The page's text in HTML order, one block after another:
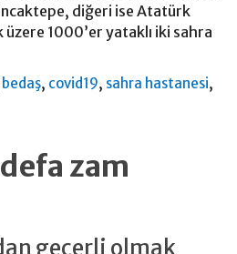
diğeri ise Atatürk
üzere 1000’er yataklı iki sahra
bedaş, covid19, sahra hastanesi,
zam
geçerli olmak